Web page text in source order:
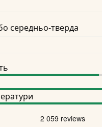
середньо-тверда